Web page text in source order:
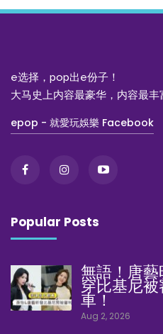
e选择，pop出e份子！
大马史上内容最豪华，内容最丰
epop - 就愛玩娛樂 Facebook
Popular Posts
無語！唐藝
穿比基尼
車！
Aug 2, 2026